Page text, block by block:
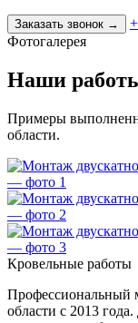
Заказать звонок →
Фотогалерея
Наши
Примеры
области.
Кровельные работы
Профессиональный
области с 2013